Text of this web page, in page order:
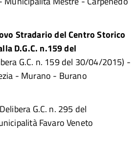
Stradario del Centro Storico
D.G.C. n.159 del
G.C. n. 159 del 30/04/2015) -
- Murano - Burano
G.C. n. 295 del
Favaro Veneto